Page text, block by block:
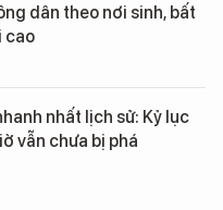
dân theo nơi sinh, bất
cao
nhất lịch sử: Kỷ lục
vẫn chưa bị phá